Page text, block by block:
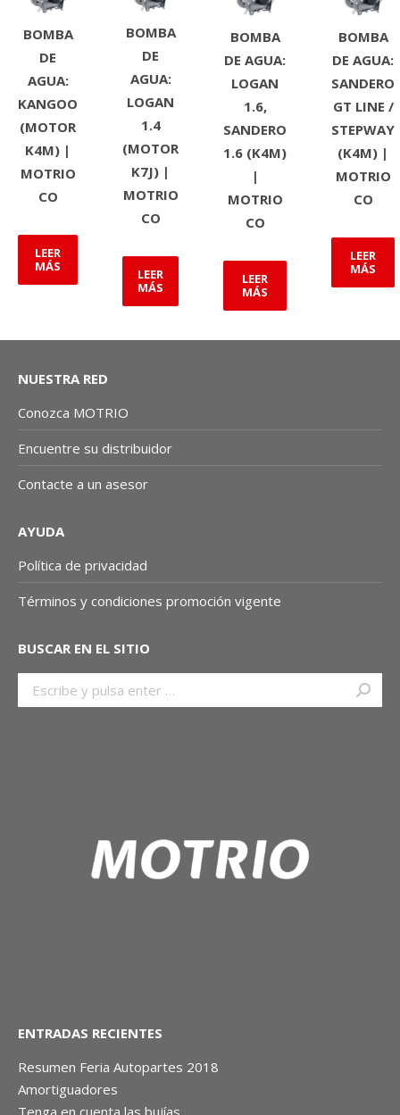
BOMBA
DE
AGUA:
KANGOO
(MOTOR
K4M) |
MOTRIO
CO
LEER
MÁS
BOMBA
DE
AGUA:
LOGAN
1.4
(MOTOR
K7J) |
MOTRIO
CO
LEER
MÁS
BOMBA
DE AGUA:
LOGAN
1.6,
SANDERO
1.6 (K4M)
|
MOTRIO
CO
LEER
MÁS
BOMBA
DE AGUA:
SANDERO
GT LINE /
STEPWAY
(K4M) |
MOTRIO
CO
LEER
MÁS
NUESTRA RED
Conozca MOTRIO
Encuentre su distribuidor
Contacte a un asesor
AYUDA
Política de privacidad
Términos y condiciones promoción vigente
BUSCAR EN EL SITIO
ENTRADAS RECIENTES
Resumen Feria Autopartes 2018
Amortiguadores